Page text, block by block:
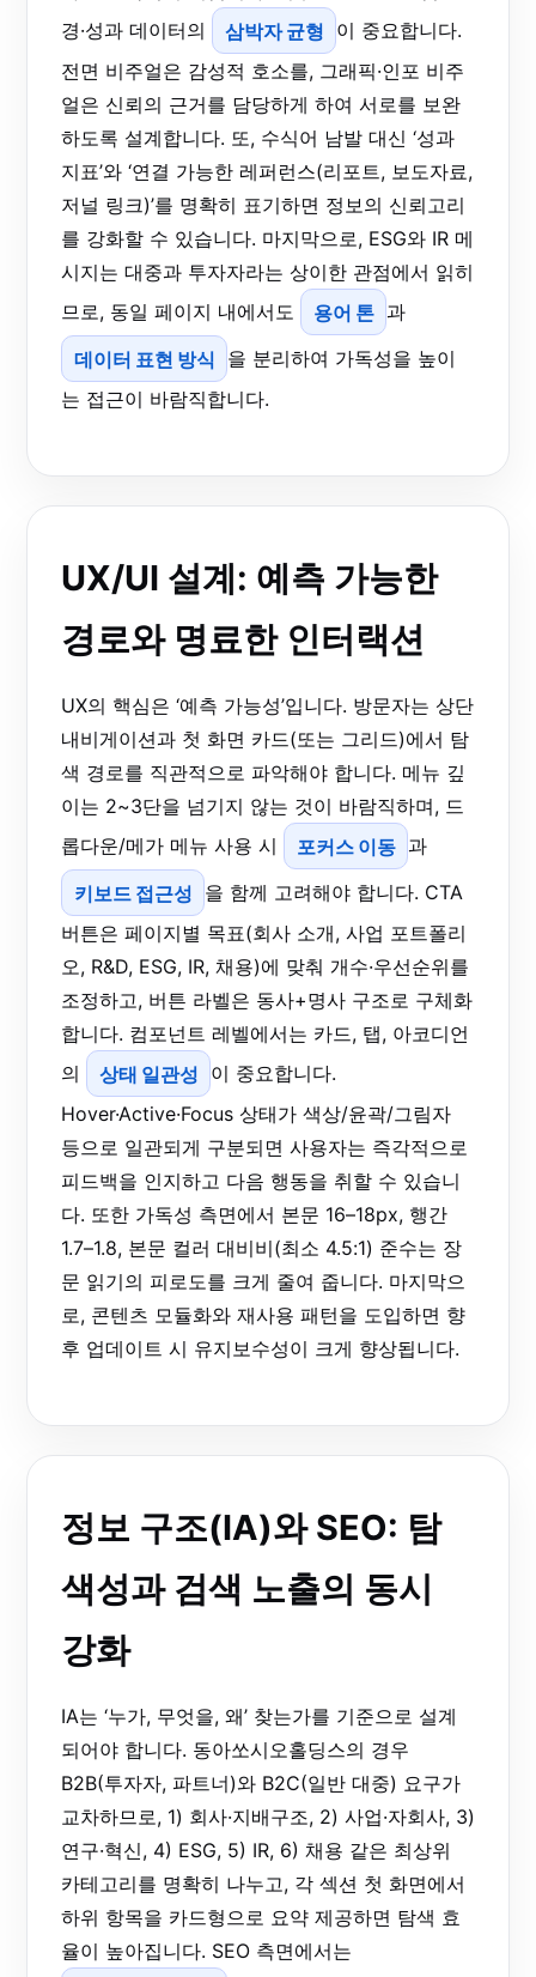
경·성과 데이터의
삼박자 균형 이 중요합니다.
전면 비주얼은 감성적 호소를, 그래픽·인포 비주
얼은 신뢰의 근거를 담당하게 하여 서로를 보완
하도록 설계합니다. 또, 수식어 남발 대신 ‘성과
지표’와 ‘연결 가능한 레퍼런스(리포트, 보도자료,
저널 링크)’를 명확히 표기하면 정보의 신뢰고리
를 강화할 수 있습니다. 마지막으로, ESG와 IR 메
시지는 대중과 투자자라는 상이한 관점에서 읽히
므로, 동일 페이지 내에서도
용어 톤 과
데이터 표현 방식 을 분리하여 가독성을 높이
는 접근이 바람직합니다.
UX/UI 설계: 예측 가능한
경로와 명료한 인터랙션
UX의 핵심은 ‘예측 가능성’입니다. 방문자는 상단
내비게이션과 첫 화면 카드(또는 그리드)에서 탐
색 경로를 직관적으로 파악해야 합니다. 메뉴 깊
이는 2~3단을 넘기지 않는 것이 바람직하며, 드
롭다운/메가 메뉴 사용 시
포커스 이동 과
키보드 접근성 을 함께 고려해야 합니다. CTA
버튼은 페이지별 목표(회사 소개, 사업 포트폴리
오, R&D, ESG, IR, 채용)에 맞춰 개수·우선순위를
조정하고, 버튼 라벨은 동사+명사 구조로 구체화
합니다. 컴포넌트 레벨에서는 카드, 탭, 아코디언
의
상태 일관성 이 중요합니다.
Hover·Active·Focus 상태가 색상/윤곽/그림자
등으로 일관되게 구분되면 사용자는 즉각적으로
피드백을 인지하고 다음 행동을 취할 수 있습니
다. 또한 가독성 측면에서 본문 16–18px, 행간
1.7–1.8, 본문 컬러 대비비(최소 4.5:1) 준수는 장
문 읽기의 피로도를 크게 줄여 줍니다. 마지막으
로, 콘텐츠 모듈화와 재사용 패턴을 도입하면 향
후 업데이트 시 유지보수성이 크게 향상됩니다.
정보 구조(IA)와 SEO: 탐
색성과 검색 노출의 동시
강화
IA는 ‘누가, 무엇을, 왜’ 찾는가를 기준으로 설계
되어야 합니다. 동아쏘시오홀딩스의 경우
B2B(투자자, 파트너)와 B2C(일반 대중) 요구가
교차하므로, 1) 회사·지배구조, 2) 사업·자회사, 3)
연구·혁신, 4) ESG, 5) IR, 6) 채용 같은 최상위
카테고리를 명확히 나누고, 각 섹션 첫 화면에서
하위 항목을 카드형으로 요약 제공하면 탐색 효
율이 높아집니다. SEO 측면에서는